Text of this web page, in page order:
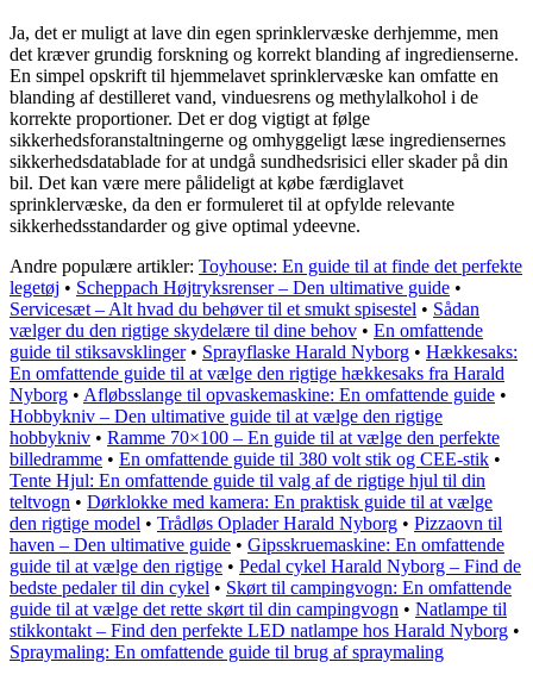
Ja, det er muligt at lave din egen sprinklervæske derhjemme, men
det kræver grundig forskning og korrekt blanding af ingredienserne.
En simpel opskrift til hjemmelavet sprinklervæske kan omfatte en
blanding af destilleret vand, vinduesrens og methylalkohol i de
korrekte proportioner. Det er dog vigtigt at følge
sikkerhedsforanstaltningerne og omhyggeligt læse ingrediensernes
sikkerhedsdatablade for at undgå sundhedsrisici eller skader på din
bil. Det kan være mere pålideligt at købe færdiglavet
sprinklervæske, da den er formuleret til at opfylde relevante
sikkerhedsstandarder og give optimal ydeevne.
Andre populære artikler: Toyhouse: En guide til at finde det perfekte
legetøj • Scheppach Højtryksrenser – Den ultimative guide •
Servicesæt – Alt hvad du behøver til et smukt spisestel • Sådan
vælger du den rigtige skydelære til dine behov • En omfattende
guide til stiksavsklinger• Sprayflaske Harald Nyborg • Hækkesaks:
En omfattende guide til at vælge den rigtige hækkesaks fra Harald
Nyborg • Afløbsslange til opvaskemaskine: En omfattende guide •
Hobbykniv – Den ultimative guide til at vælge den rigtige
hobbykniv • Ramme 70×100 – En guide til at vælge den perfekte
billedramme • En omfattende guide til 380 volt stik og CEE-stik •
Tente Hjul: En omfattende guide til valg af de rigtige hjul til din
teltvogn • Dørklokke med kamera: En praktisk guide til at vælge
den rigtige model • Trådløs Oplader Harald Nyborg • Pizzaovn til
haven – Den ultimative guide • Gipsskruemaskine: En omfattende
guide til at vælge den rigtige • Pedal cykel Harald Nyborg – Find de
bedste pedaler til din cykel • Skørt til campingvogn: En omfattende
guide til at vælge det rette skørt til din campingvogn • Natlampe til
stikkontakt – Find den perfekte LED natlampe hos Harald Nyborg •
Spraymaling: En omfattende guide til brug af spraymaling